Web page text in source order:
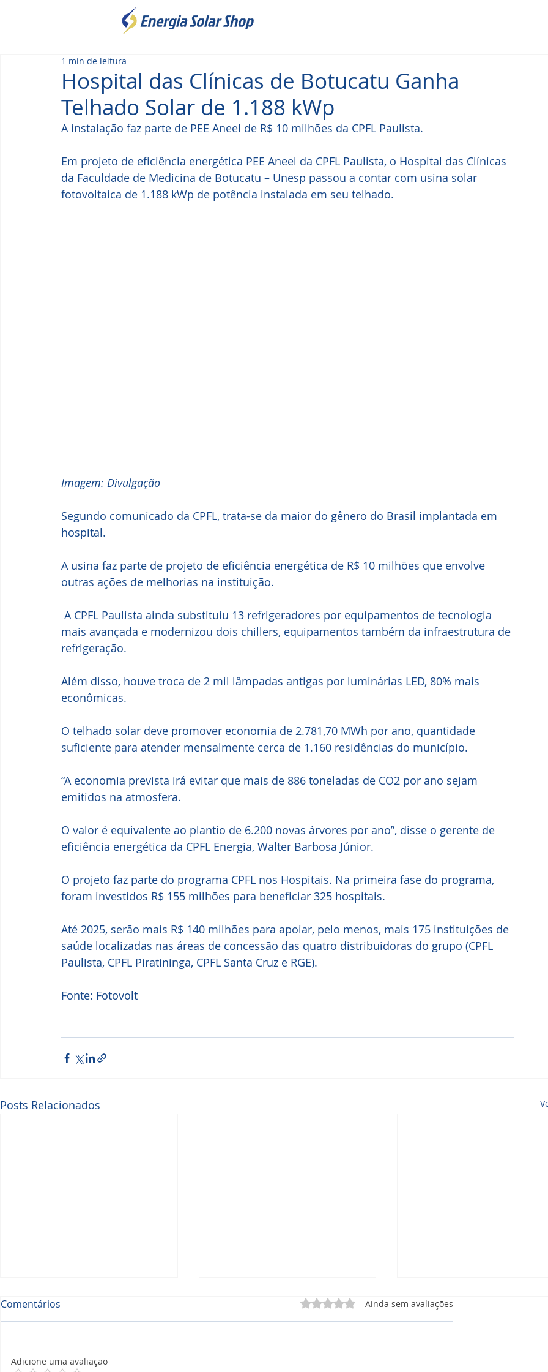
Hospital das Clínicas de Botucatu Ganha
Telhado Solar de 1.188 kWp
1 min de leitura
A instalação faz parte de PEE Aneel de R$ 10 milhões da CPFL Paulista.
Em projeto de eficiência energética PEE Aneel da CPFL Paulista, o Hospital das Clínicas
da Faculdade de Medicina de Botucatu – Unesp passou a contar com usina solar
fotovoltaica de 1.188 kWp de potência instalada em seu telhado.
Imagem: Divulgação
Segundo comunicado da CPFL, trata-se da maior do gênero do Brasil implantada em
hospital.
A usina faz parte de projeto de eficiência energética de R$ 10 milhões que envolve
outras ações de melhorias na instituição.
mais avançada e modernizou dois chillers, equipamentos também da infraestrutura de
refrigeração.
Além disso, houve troca de 2 mil lâmpadas antigas por luminárias LED, 80% mais
econômicas.
O telhado solar deve promover economia de 2.781,70 MWh por ano, quantidade
suficiente para atender mensalmente cerca de 1.160 residências do município.
“A economia prevista irá evitar que mais de 886 toneladas de CO2 por ano sejam
emitidos na atmosfera.
O valor é equivalente ao plantio de 6.200 novas árvores por ano”, disse o gerente de
eficiência energética da CPFL Energia, Walter Barbosa Júnior.
O projeto faz parte do programa CPFL nos Hospitais. Na primeira fase do programa,
foram investidos R$ 155 milhões para beneficiar 325 hospitais.
Até 2025, serão mais R$ 140 milhões para apoiar, pelo menos, mais 175 instituições de
saúde localizadas nas áreas de concessão das quatro distribuidoras do grupo (CPFL
Paulista, CPFL Piratininga, CPFL Santa Cruz e RGE).
Fonte: Fotovolt
Posts Relacionados
Comentários Avaliado com 0 de 5 estrelas.
Ainda sem avaliações
Adicione uma avaliação